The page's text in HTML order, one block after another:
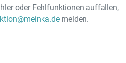
oder Fehlfunktionen auffallen,
melden.